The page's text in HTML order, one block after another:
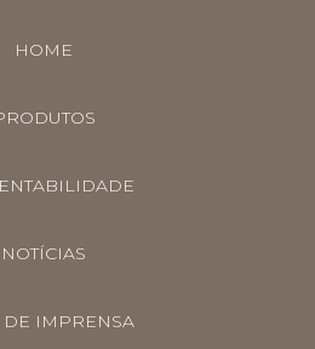
HOME
NOTÍCIAS
DE IMPRENSA